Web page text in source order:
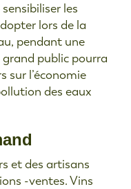
les
lors de la
pendant une
public pourra
sur l’économie
des eaux
et des artisans
-ventes. Vins